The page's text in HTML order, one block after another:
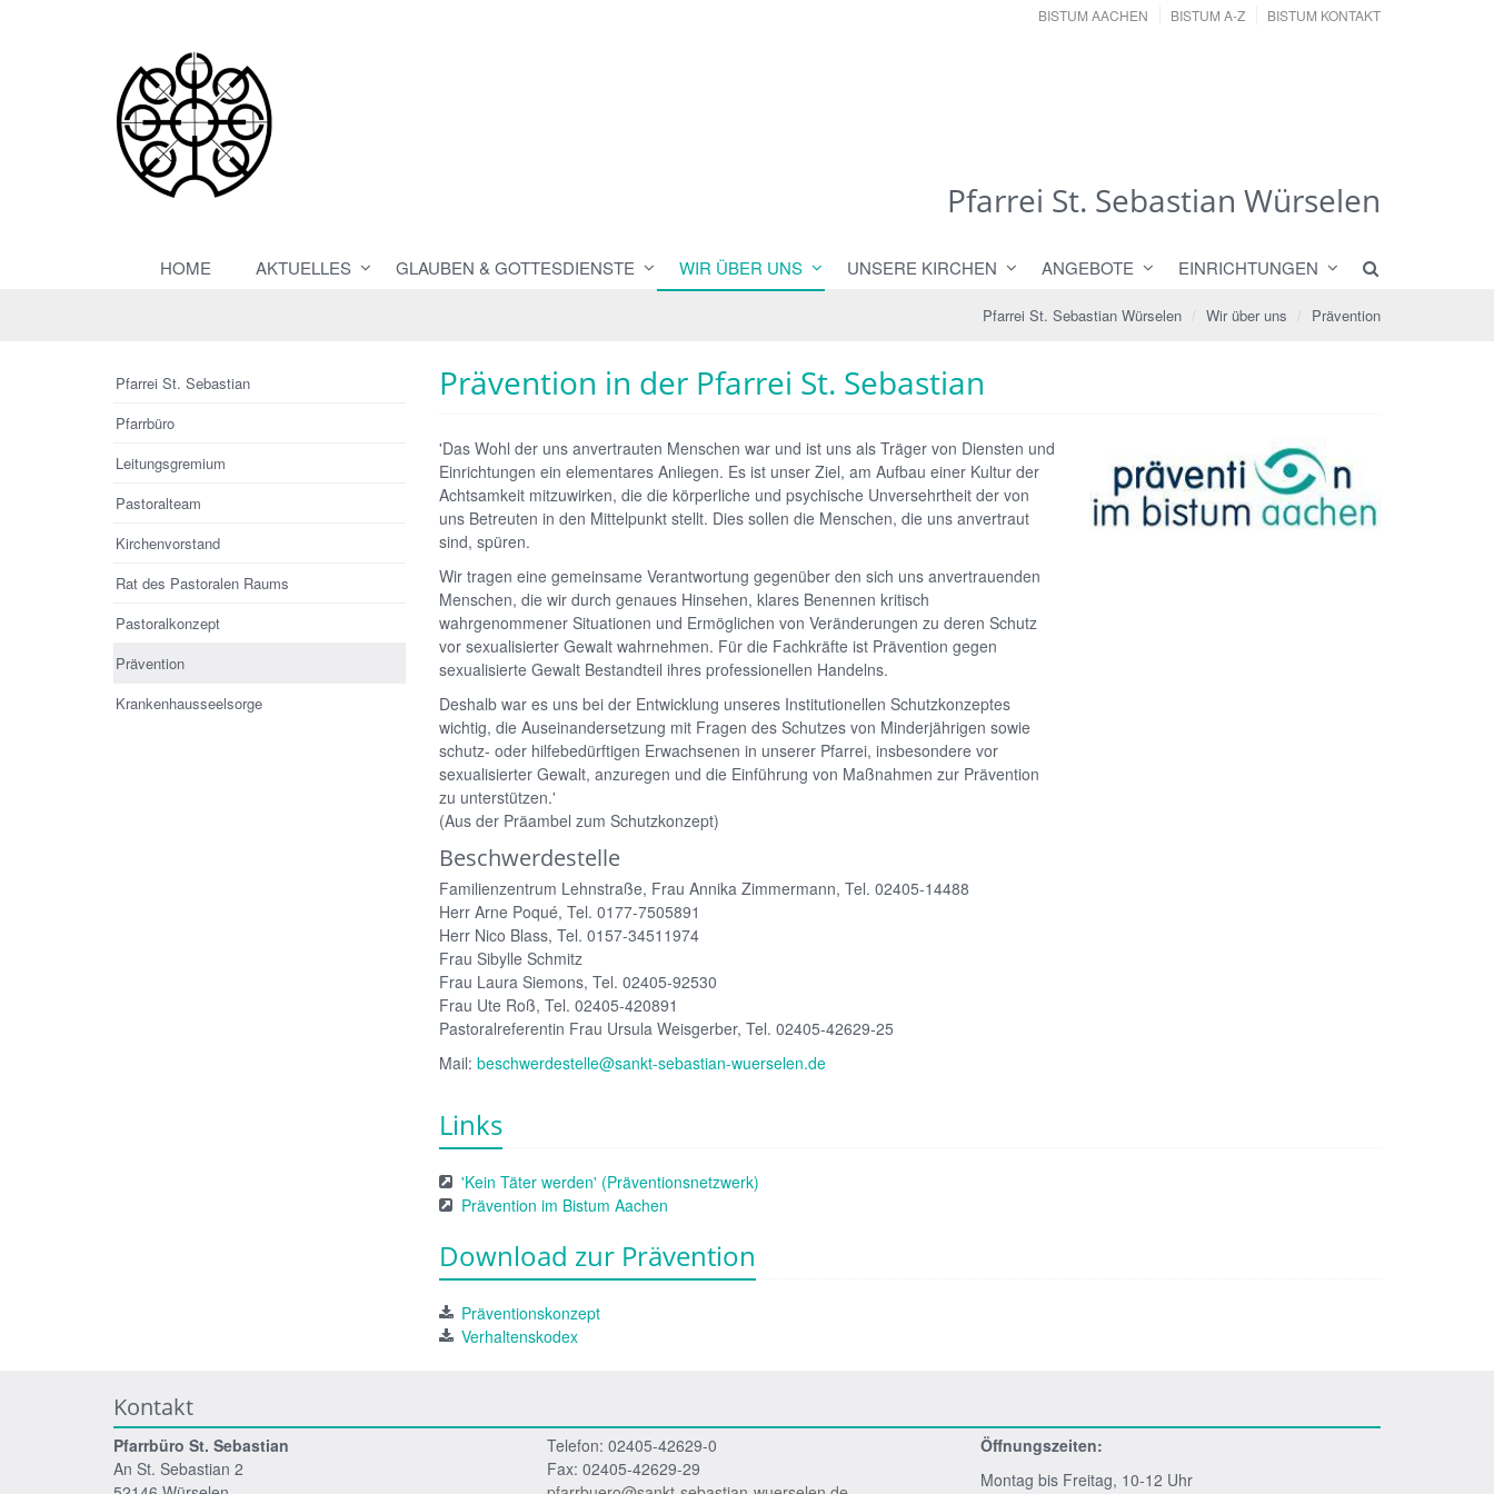
BISTUM AACHEN BISTUM A-Z BISTUM KONTAKT
Pfarrei St. Sebastian Würselen
HOME AKTUELLES GLAUBEN & GOTTESDIENSTE WIR ÜBER UNS UNSERE KIRCHEN ANGEBOTE EINRICHTUNGEN
Pfarrei St. Sebastian Würselen Wir über uns Prävention
Prävention in der Pfarrei St. Sebastian
'Das Wohl der uns anvertrauten Menschen war und ist uns als Träger von Diensten und
Einrichtungen ein elementares Anliegen. Es ist unser Ziel, am Aufbau einer Kultur der
Achtsamkeit mitzuwirken, die die körperliche und psychische Unversehrtheit der von
uns Betreuten in den Mittelpunkt stellt. Dies sollen die Menschen, die uns anvertraut
sind, spüren.
Wir tragen eine gemeinsame Verantwortung gegenüber den sich uns anvertrauenden
Menschen, die wir durch genaues Hinsehen, klares Benennen kritisch
wahrgenommener Situationen und Ermöglichen von Veränderungen zu deren Schutz
vor sexualisierter Gewalt wahrnehmen. Für die Fachkräfte ist Prävention gegen
sexualisierte Gewalt Bestandteil ihres professionellen Handelns.
Deshalb war es uns bei der Entwicklung unseres Institutionellen Schutzkonzeptes
wichtig, die Auseinandersetzung mit Fragen des Schutzes von Minderjährigen sowie
schutz- oder hilfebedürftigen Erwachsenen in unserer Pfarrei, insbesondere vor
sexualisierter Gewalt, anzuregen und die Einführung von Maßnahmen zur Prävention
zu unterstützen.'
(Aus der Präambel zum Schutzkonzept)
Beschwerdestelle
Familienzentrum Lehnstraße, Frau Annika Zimmermann, Tel. 02405-14488
Herr Arne Poqué, Tel. 0177-7505891
Herr Nico Blass, Tel. 0157-34511974
Frau Sibylle Schmitz
Frau Laura Siemons, Tel. 02405-92530
Frau Ute Roß, Tel. 02405-420891
Pastoralreferentin Frau Ursula Weisgerber, Tel. 02405-42629-25
Mail: beschwerdestelle@sankt-sebastian-wuerselen.de
Links
'Kein Täter werden' (Präventionsnetzwerk)
Prävention im Bistum Aachen
Download zur Prävention
Präventionskonzept
Verhaltenskodex
Pfarrei St. Sebastian
Pfarrbüro
Leitungsgremium
Pastoralteam
Kirchenvorstand
Rat des Pastoralen Raums
Pastoralkonzept
Prävention
Krankenhausseelsorge
Kontakt
Pfarrbüro St. Sebastian
An St. Sebastian 2
Telefon: 02405-42629-0
Fax: 02405-42629-29
Öffnungszeiten:
Montag bis Freitag, 10-12 Uhr